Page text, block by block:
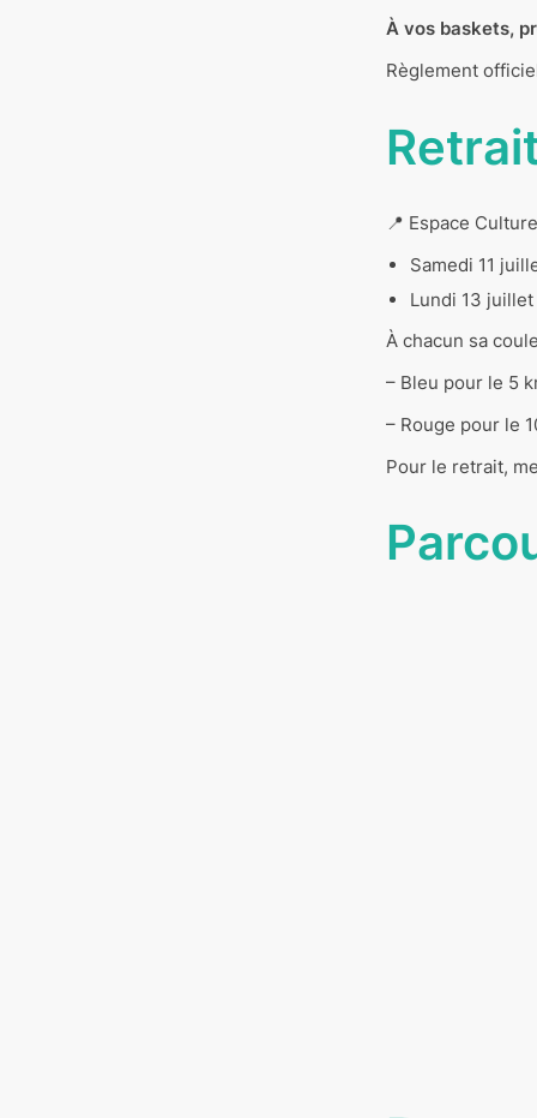
À vos baskets,
Règlement
📍 Espace
Samedi 11
Lundi 13 juillet
À chacun sa
– Bleu pour le 5
– Rouge pour le
Pour le retrait,